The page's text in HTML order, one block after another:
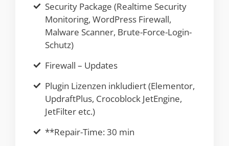
Security Package (Realtime Security
Monitoring, WordPress Firewall,
Malware Scanner, Brute-Force-Login-
Schutz)
Firewall – Updates
Plugin Lizenzen inkludiert (Elementor,
UpdraftPlus, Crocoblock JetEngine,
JetFilter etc.)
**Repair-Time: 30 min